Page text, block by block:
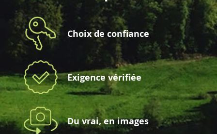
Choix de confiance
Exigence vérifiée
Du vrai, en images